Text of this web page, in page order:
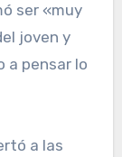
ser «muy
joven y
a pensar lo
a las